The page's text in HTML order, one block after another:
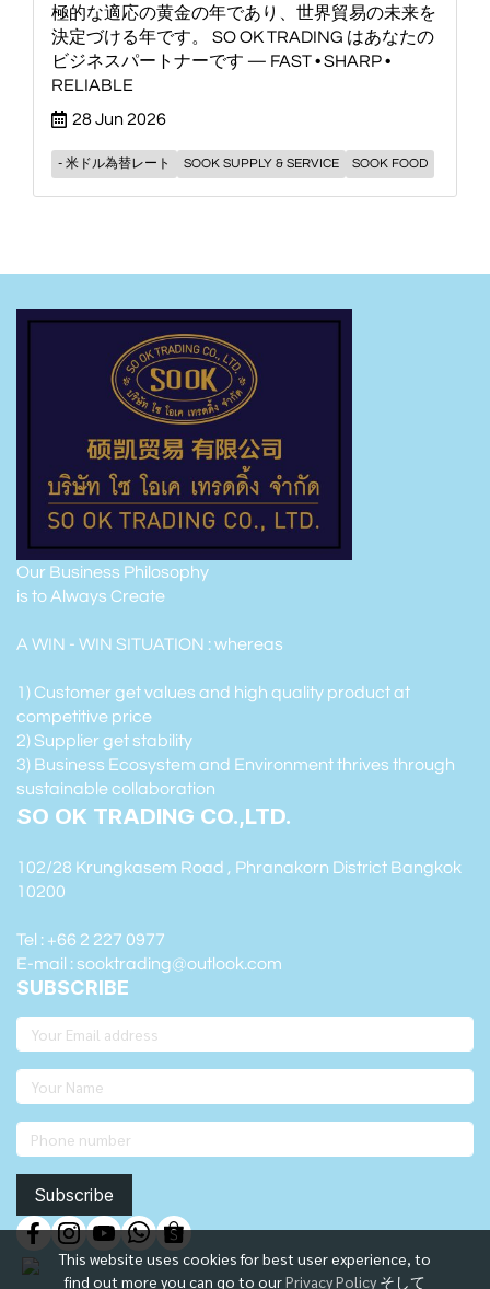
極的な適応の黄金の年であり、世界貿易の未来を
決定づける年です。 SO OK TRADING はあなたの
ビジネスパートナーです — FAST • SHARP •
RELIABLE
28 Jun 2026
- 米ドル為替レート SOOK SUPPLY & SERVICE SOOK FOOD
This website uses cookies for best user experience, to
find out more you can go to ourPrivacy Policy そして
Our Business Philosophy
is to Always Create
A WIN - WIN SITUATION : whereas
1) Customer get values and high quality product at
competitive price
2) Supplier get stability
3) Business Ecosystem and Environment thrives through
sustainable collaboration
SO OK TRADING CO.,LTD.
102/28 Krungkasem Road , Phranakorn District Bangkok
10200
Tel : +66 2 227 0977
E-mail : sooktrading@outlook.com
SUBSCRIBE
Subscribe